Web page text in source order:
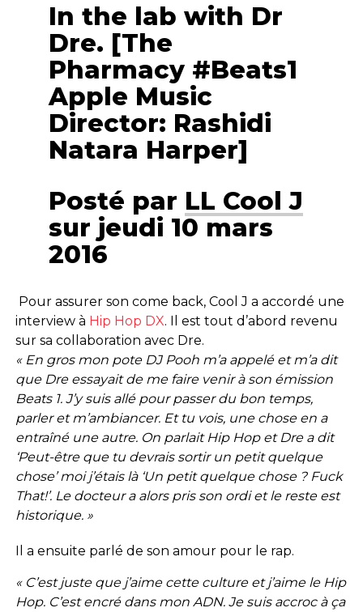
In the lab with Dr
Dre. [The
Pharmacy #Beats1
Apple Music
Director: Rashidi
Natara Harper]
Posté par LL Cool J
sur jeudi 10 mars
2016
Pour assurer son come back, Cool J a accordé une
interview à Hip Hop DX. Il est tout d’abord revenu
sur sa collaboration avec Dre.
« En gros mon pote DJ Pooh m’a appelé et m’a dit
que Dre essayait de me faire venir à son émission
Beats 1. J’y suis allé pour passer du bon temps,
parler et m’ambiancer. Et tu vois, une chose en a
entraîné une autre. On parlait Hip Hop et Dre a dit
‘Peut-être que tu devrais sortir un petit quelque
chose’ moi j’étais là ‘Un petit quelque chose ? Fuck
That!’. Le docteur a alors pris son ordi et le reste est
historique. »
Il a ensuite parlé de son amour pour le rap.
« C’est juste que j’aime cette culture et j’aime le Hip
Hop. C’est encré dans mon ADN. Je suis accroc à ça